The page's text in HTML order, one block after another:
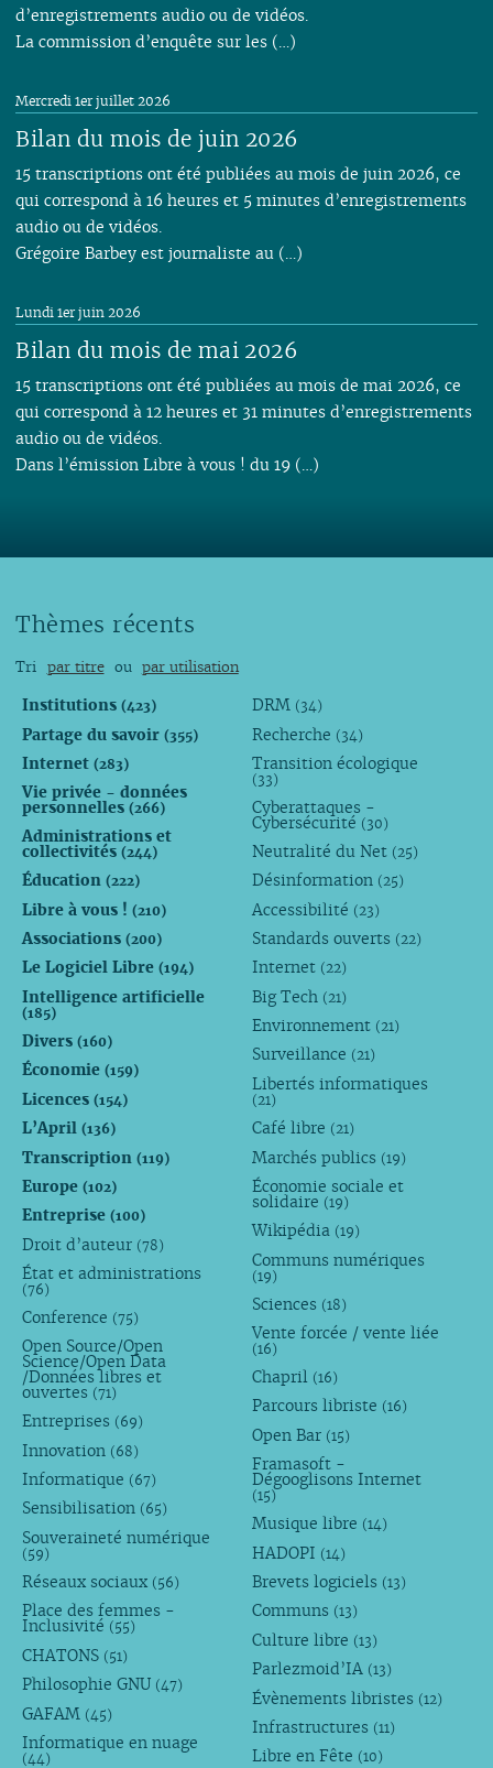
d’enregistrements audio ou de vidéos.
La commission d’enquête sur les (…)
Bilan du mois de juin 2026
Mercredi 1er juillet 2026
15 transcriptions ont été publiées au mois de juin 2026, ce
qui correspond à 16 heures et 5 minutes d’enregistrements
audio ou de vidéos.
Grégoire Barbey est journaliste au (…)
Bilan du mois de mai 2026
Lundi 1er juin 2026
15 transcriptions ont été publiées au mois de mai 2026, ce
qui correspond à 12 heures et 31 minutes d’enregistrements
audio ou de vidéos.
Dans l’émission Libre à vous ! du 19 (…)
Thèmes récents
Tri par titre ou par utilisation
Institutions (423)
Partage du savoir (355)
Internet (283)
Vie privée - données
personnelles (266)
Administrations et
collectivités (244)
Éducation (222)
Libre à vous ! (210)
Associations (200)
Le Logiciel Libre (194)
Intelligence artificielle
(185)
Divers (160)
Économie (159)
Licences (154)
L’April (136)
Transcription (119)
Europe (102)
Entreprise (100)
Droit d’auteur (78)
État et administrations
(76)
Conference (75)
Open Source/Open
Science/Open Data
/Données libres et
ouvertes (71)
Entreprises (69)
Innovation (68)
Informatique (67)
Sensibilisation (65)
Souveraineté numérique
(59)
Réseaux sociaux (56)
Place des femmes -
Inclusivité (55)
CHATONS (51)
Philosophie GNU (47)
GAFAM (45)
Informatique en nuage
(44)
DRM (34)
Recherche (34)
Transition écologique
(33)
Cyberattaques -
Cybersécurité (30)
Neutralité du Net (25)
Désinformation (25)
Accessibilité (23)
Standards ouverts (22)
Internet (22)
Big Tech (21)
Environnement (21)
Surveillance (21)
Libertés informatiques
(21)
Café libre (21)
Marchés publics (19)
Économie sociale et
solidaire (19)
Wikipédia (19)
Communs numériques
(19)
Sciences (18)
Vente forcée / vente liée
(16)
Chapril (16)
Parcours libriste (16)
Open Bar (15)
Framasoft -
Dégooglisons Internet
(15)
Musique libre (14)
HADOPI (14)
Brevets logiciels (13)
Communs (13)
Culture libre (13)
Parlezmoid’IA (13)
Évènements libristes (12)
Infrastructures (11)
Libre en Fête (10)